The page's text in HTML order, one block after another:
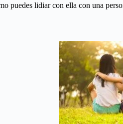
puedes lidiar con ella con una